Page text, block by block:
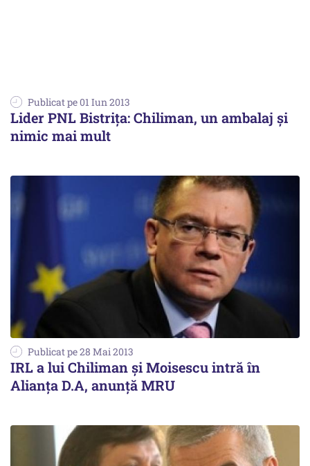
Publicat pe 01 Iun 2013
Lider PNL Bistrița: Chiliman, un ambalaj și
nimic mai mult
Publicat pe 28 Mai 2013
IRL a lui Chiliman și Moisescu intră în
Alianța D.A, anunță MRU